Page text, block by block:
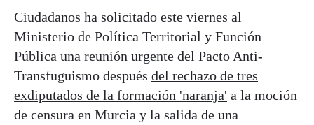
Ciudadanos ha solicitado este viernes al
Ministerio de Política Territorial y Función
Pública una reunión urgente del Pacto Anti-
Transfuguismo después del rechazo de tres
exdiputados de la formación 'naranja' a la moción
de censura en Murcia y la salida de una